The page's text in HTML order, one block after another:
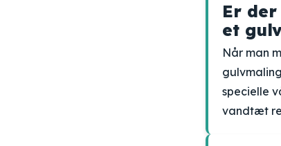
Er
et
Når man
specielle
vandtæt